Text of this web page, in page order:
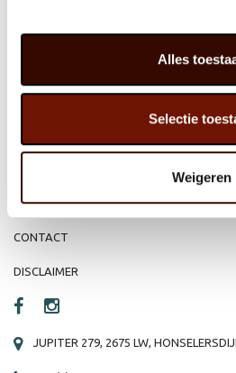
Alles
Selectie
Weigeren
HOME
REFERENTIES
CONTACT
DISCLAIMER
JUPITER 279, 2675 LW,